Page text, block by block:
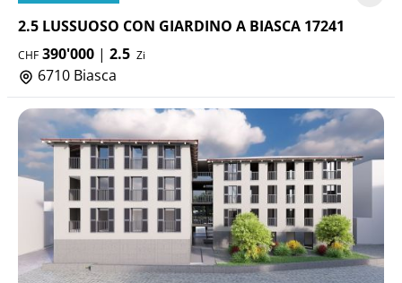
2.5 LUSSUOSO CON GIARDINO A BIASCA 17241
CHF 390'000 | 2.5 Zi
6710 Biasca